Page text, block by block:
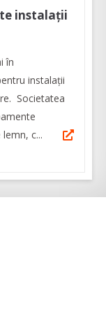
instalații
în
instalații
Societatea
c...